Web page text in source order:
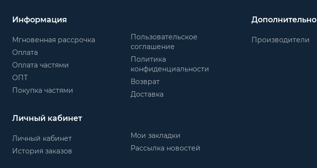
Информация
Мгновенная рассрочка
Оплата
Оплата частями
ОПТ
Покупка частями
Пользовательское
соглашение
Политика
конфиденциальности
Возврат
Доставка
Дополнительно
Производители
Личный кабинет
Личный кабинет
История заказов
Мои закладки
Рассылка новостей